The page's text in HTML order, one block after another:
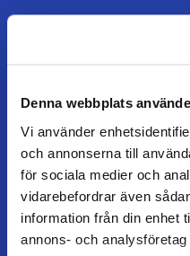
Denna webbplats
Vi använder
och annonserna till
för sociala medier och
vidarebefordrar även
information från din enhet
annons- och
Mine sider
FAQ
Returnering / fortryd køb
Købsvilkår